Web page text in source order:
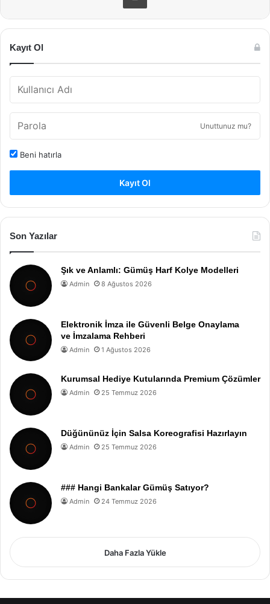
Kayıt Ol
Unuttunuz mu?
Beni hatırla
Kayıt Ol
Son Yazılar
Şık ve Anlamlı: Gümüş Harf Kolye Modelleri
Admin 8 Ağustos 2026
Elektronik İmza ile Güvenli Belge Onaylama
ve İmzalama Rehberi
Admin 1 Ağustos 2026
Kurumsal Hediye Kutularında Premium Çözümler
Admin 25 Temmuz 2026
Düğününüz İçin Salsa Koreografisi Hazırlayın
Admin 25 Temmuz 2026
### Hangi Bankalar Gümüş Satıyor?
Admin 24 Temmuz 2026
Daha Fazla Yükle